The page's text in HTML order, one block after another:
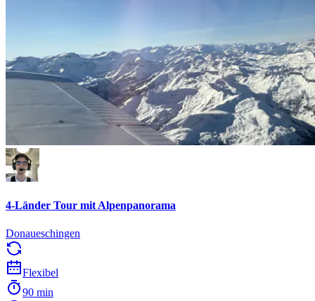
4-Länder Tour mit Alpenpanorama
Donaueschingen
Flexibel
90 min